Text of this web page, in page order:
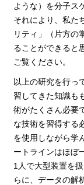
ような）を分子ス
それにより、私た
リティ」（片方の
ることができると
ご覧ください。
以上の研究を行っ
習してきた知識も
術がたくさん必要
な技術を習得する
を使用しながら学
ートラインはほぼ
1人で大型装置を
らに、データの解